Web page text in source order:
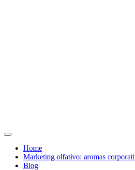
Home
Marketing olfativo: aromas
Blog